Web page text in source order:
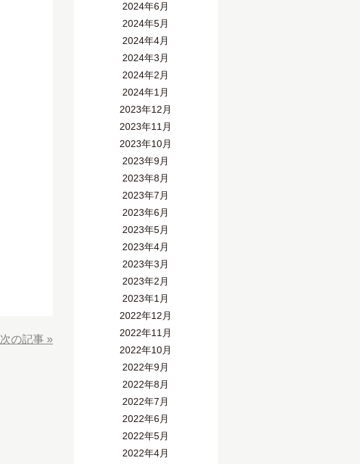
次の記事 »
2024年6月
2024年5月
2024年4月
2024年3月
2024年2月
2024年1月
2023年12月
2023年11月
2023年10月
2023年9月
2023年8月
2023年7月
2023年6月
2023年5月
2023年4月
2023年3月
2023年2月
2023年1月
2022年12月
2022年11月
2022年10月
2022年9月
2022年8月
2022年7月
2022年6月
2022年5月
2022年4月